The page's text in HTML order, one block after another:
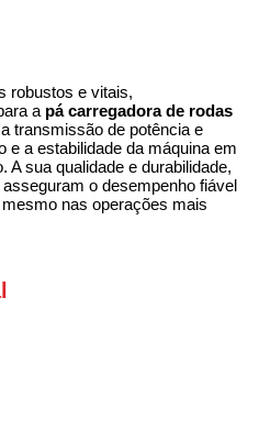
robustos e vitais,
a pá carregadora de rodas
transmissão de potência e
e a estabilidade da máquina em
sua qualidade e durabilidade,
o desempenho fiável
nas operações mais